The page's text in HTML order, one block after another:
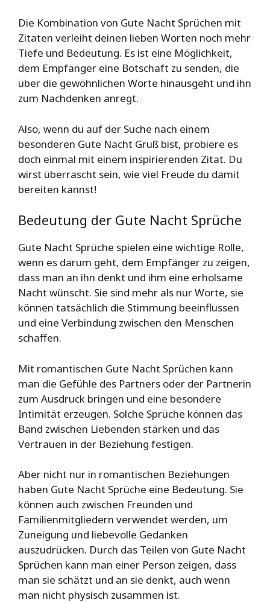
Die Kombination von Gute Nacht Sprüchen mit
Zitaten verleiht deinen lieben Worten noch mehr
Tiefe und Bedeutung. Es ist eine Möglichkeit,
dem Empfänger eine Botschaft zu senden, die
über die gewöhnlichen Worte hinausgeht und ihn
zum Nachdenken anregt.
Also, wenn du auf der Suche nach einem
besonderen Gute Nacht Gruß bist, probiere es
doch einmal mit einem inspirierenden Zitat. Du
wirst überrascht sein, wie viel Freude du damit
bereiten kannst!
Bedeutung der Gute Nacht Sprüche
Gute Nacht Sprüche spielen eine wichtige Rolle,
wenn es darum geht, dem Empfänger zu zeigen,
dass man an ihn denkt und ihm eine erholsame
Nacht wünscht. Sie sind mehr als nur Worte, sie
können tatsächlich die Stimmung beeinflussen
und eine Verbindung zwischen den Menschen
schaffen.
Mit romantischen Gute Nacht Sprüchen kann
man die Gefühle des Partners oder der Partnerin
zum Ausdruck bringen und eine besondere
Intimität erzeugen. Solche Sprüche können das
Band zwischen Liebenden stärken und das
Vertrauen in der Beziehung festigen.
Aber nicht nur in romantischen Beziehungen
haben Gute Nacht Sprüche eine Bedeutung. Sie
können auch zwischen Freunden und
Familienmitgliedern verwendet werden, um
Zuneigung und liebevolle Gedanken
auszudrücken. Durch das Teilen von Gute Nacht
Sprüchen kann man einer Person zeigen, dass
man sie schätzt und an sie denkt, auch wenn
man nicht physisch zusammen ist.